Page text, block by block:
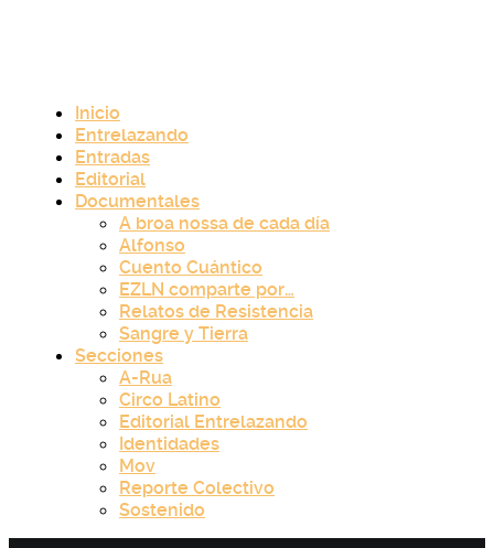
Inicio
Entrelazando
Entradas
Editorial
Documentales
A broa nossa de cada día
Alfonso
Cuento Cuántico
EZLN comparte por…
Relatos de Resistencia
Sangre y Tierra
Secciones
A-Rua
Circo Latino
Editorial Entrelazando
Identidades
Mov
Reporte Colectivo
Sostenido